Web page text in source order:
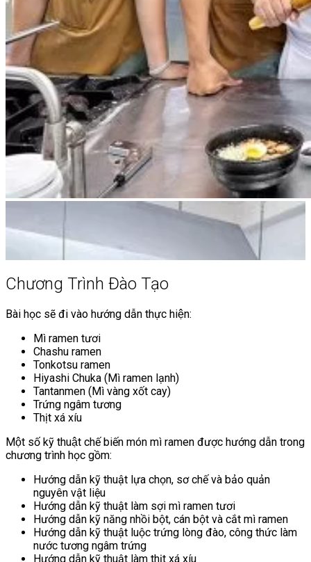
Chương Trình Đào Tạo
Bài học sẽ đi vào hướng dẫn thực hiện:
Mì ramen tươi
Chashu ramen
Tonkotsu ramen
Hiyashi Chuka (Mì ramen lạnh)
Tantanmen (Mì vàng xốt cay)
Trứng ngâm tương
Thịt xá xíu
Một số kỹ thuật chế biến món mì ramen được hướng dẫn trong
chương trình học gồm:
Hướng dẫn kỹ thuật lựa chọn, sơ chế và bảo quản
nguyên vật liệu
Hướng dẫn kỹ thuật làm sợi mì ramen tươi
Hướng dẫn kỹ năng nhồi bột, cán bột và cắt mì ramen
Hướng dẫn kỹ thuật luộc trứng lòng đào, công thức làm
nước tương ngâm trứng
Hướng dẫn kỹ thuật làm thịt xá xíu